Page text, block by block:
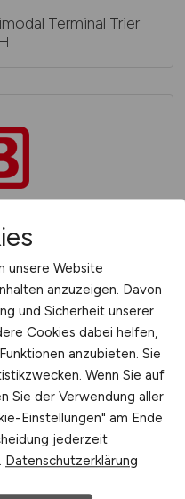
Terminal Trier
unsere Website
anzuzeigen. Davon
und Sicherheit unserer
Cookies dabei helfen,
anzubieten. Sie
Wenn Sie auf
Sie der Verwendung aller
Einstellungen" am Ende
jederzeit
Datenschutzerklärung